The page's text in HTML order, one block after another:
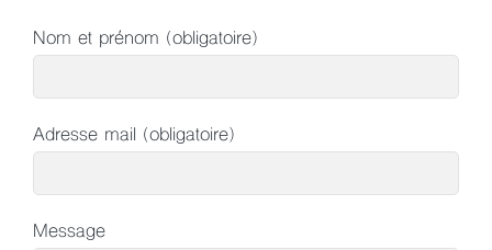
Nom et prénom (obligatoire)
Adresse mail (obligatoire)
Message